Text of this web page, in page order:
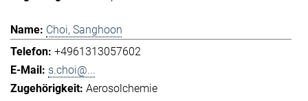
Choi, Sanghoon
+4961313057602
s.choi@...
Aerosolchemie